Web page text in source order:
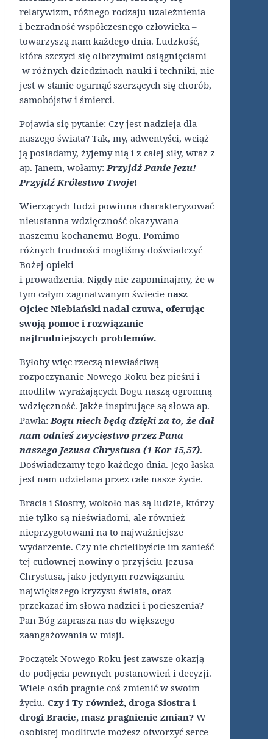
relatywizm, różnego rodzaju uzależnienia
i bezradność współczesnego człowieka –
towarzyszą nam każdego dnia. Ludzkość,
która szczyci się olbrzymimi osiągnięciami
w różnych dziedzinach nauki i techniki, nie
jest w stanie ogarnąć szerzących się chorób,
samobójstw i śmierci.
Pojawia się pytanie: Czy jest nadzieja dla
naszego świata? Tak, my, adwentyści, wciąż
ją posiadamy, żyjemy nią i z całej siły, wraz z
ap. Janem, wołamy:Przyjdź Panie Jezu! –
Przyjdź Królestwo Twoje!
Wierzących ludzi powinna charakteryzować
nieustanna wdzięczność okazywana
naszemu kochanemu Bogu. Pomimo
różnych trudności mogliśmy doświadczyć
Bożej opieki
i prowadzenia. Nigdy nie zapominajmy, że w
tym całym zagmatwanym świecie nasz
Ojciec Niebiański nadal czuwa, oferując
swoją pomoc i rozwiązanie
najtrudniejszych problemów.
Byłoby więc rzeczą niewłaściwą
rozpoczynanie Nowego Roku bez pieśni i
modlitw wyrażających Bogu naszą ogromną
wdzięczność. Jakże inspirujące są słowa ap.
Pawła:Bogu niech będą dzięki za to, że dał
nam odnieś zwycięstwo przez Pana
naszego Jezusa Chrystusa (1 Kor 15,57).
Doświadczamy tego każdego dnia. Jego łaska
jest nam udzielana przez całe nasze życie.
Bracia i Siostry, wokoło nas są ludzie, którzy
nie tylko są nieświadomi, ale również
nieprzygotowani na to najważniejsze
wydarzenie. Czy nie chcielibyście im zanieść
tej cudownej nowiny o przyjściu Jezusa
Chrystusa, jako jedynym rozwiązaniu
największego kryzysu świata, oraz
przekazać im słowa nadziei i pocieszenia?
Pan Bóg zaprasza nas do większego
zaangażowania w misji.
Początek Nowego Roku jest zawsze okazją
do podjęcia pewnych postanowień i decyzji.
Wiele osób pragnie coś zmienić w swoim
życiu. Czy i Ty również, droga Siostra i
drogi Bracie, masz pragnienie zmian? W
osobistej modlitwie możesz otworzyć serce